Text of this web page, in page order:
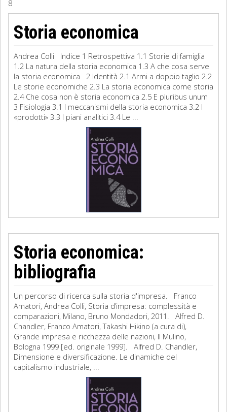
Filosofia
Storia
Matematica
Diritto
8
Storia economica
Andrea Colli Indice 1 Retrospettiva 1.1 Storie di famiglia
1.2 La natura della storia economica 1.3 A che cosa serve
la storia economica 2 Identità 2.1 Armi a doppio taglio 2.2
Le storie economiche 2.3 La storia economica come storia
2.4 Che cosa non è storia economica 2.5 E pluribus unum
3 Fisiologia 3.1 I meccanismi della storia economica 3.2 I
«prodotti» 3.3 I piani analitici 3.4 Le ...
Storia economica:
bibliografia
Un percorso di ricerca sulla storia d'impresa. Franco
Amatori, Andrea Colli, Storia d’impresa: complessità e
comparazioni, Milano, Bruno Mondadori, 2011. Alfred D.
Chandler, Franco Amatori, Takashi Hikino (a cura di),
Grande impresa e ricchezza delle nazioni, Il Mulino,
Bologna 1999 [ed. originale 1999]. Alfred D. Chandler,
Dimensione e diversificazione. Le dinamiche del
capitalismo industriale, ...